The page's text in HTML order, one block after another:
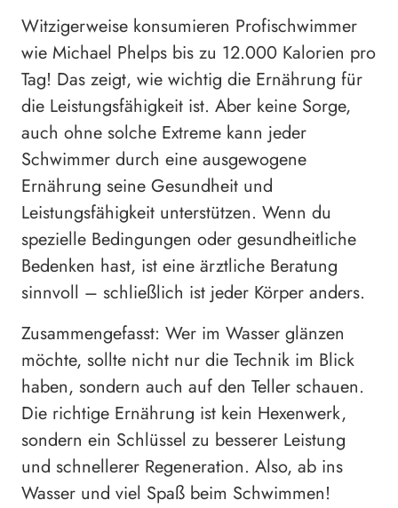
Witzigerweise konsumieren Profischwimmer
wie Michael Phelps bis zu 12.000 Kalorien pro
Tag! Das zeigt, wie wichtig die Ernährung für
die Leistungsfähigkeit ist. Aber keine Sorge,
auch ohne solche Extreme kann jeder
Schwimmer durch eine ausgewogene
Ernährung seine Gesundheit und
Leistungsfähigkeit unterstützen. Wenn du
spezielle Bedingungen oder gesundheitliche
Bedenken hast, ist eine ärztliche Beratung
sinnvoll – schließlich ist jeder Körper anders.
Zusammengefasst: Wer im Wasser glänzen
möchte, sollte nicht nur die Technik im Blick
haben, sondern auch auf den Teller schauen.
Die richtige Ernährung ist kein Hexenwerk,
sondern ein Schlüssel zu besserer Leistung
und schnellerer Regeneration. Also, ab ins
Wasser und viel Spaß beim Schwimmen!